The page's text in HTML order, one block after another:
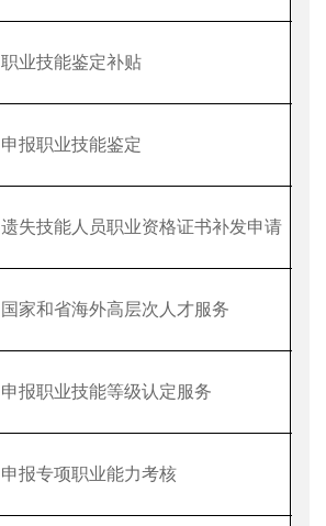
职业技能鉴定补贴
申报职业技能鉴定
遗失技能人员职业资格证书补发申请
国家和省海外高层次人才服务
申报职业技能等级认定服务
申报专项职业能力考核